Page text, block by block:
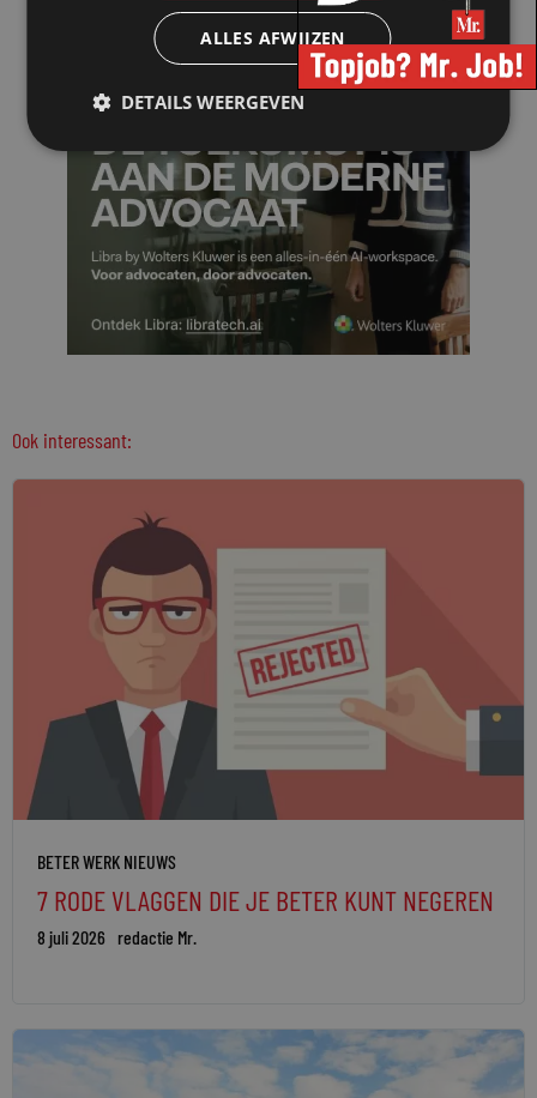
Ook interessant:
BETER WERK NIEUWS
7 RODE VLAGGEN DIE JE BETER KUNT NEGEREN
8 juli 2026 redactie Mr.
ALLES AFWIJZEN
DETAILS WEERGEVEN